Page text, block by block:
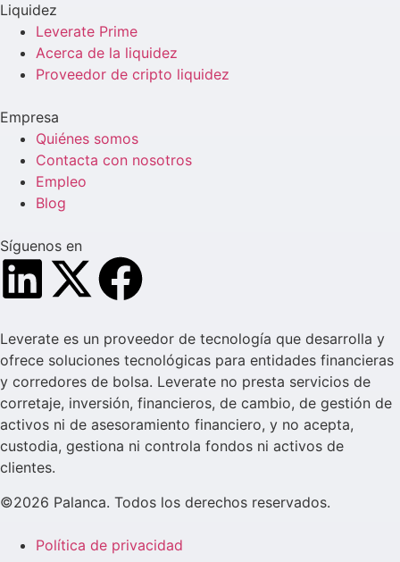
Liquidez
Leverate Prime
Acerca de la liquidez
Proveedor de cripto liquidez
Empresa
Quiénes somos
Contacta con nosotros
Empleo
Blog
Síguenos en
Leverate es un proveedor de tecnología que desarrolla y
ofrece soluciones tecnológicas para entidades financieras
y corredores de bolsa. Leverate no presta servicios de
corretaje, inversión, financieros, de cambio, de gestión de
activos ni de asesoramiento financiero, y no acepta,
custodia, gestiona ni controla fondos ni activos de
clientes.
©2026 Palanca. Todos los derechos reservados.
Política de privacidad